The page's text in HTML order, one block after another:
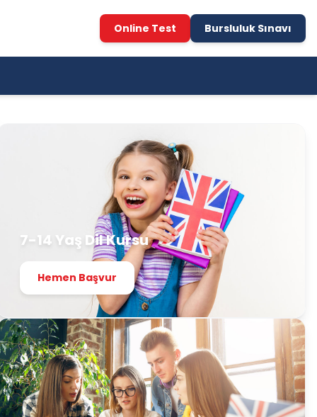
Online Test Bursluluk Sınavı
7-14 Yaş Dil Kursu
Hemen Başvur